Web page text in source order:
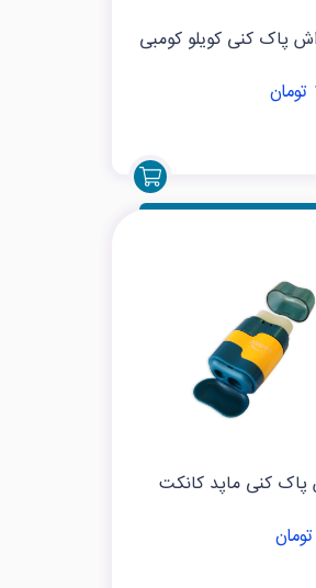
پاک کنی کویلو کومبی
پاک کنی ماپد کانکت